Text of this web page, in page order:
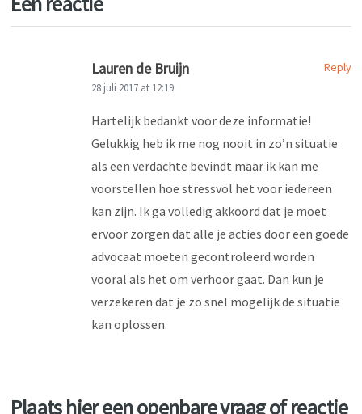
Reply
Lauren de Bruijn
28 juli 2017 at 12:19
Hartelijk bedankt voor deze informatie!
Gelukkig heb ik me nog nooit in zo’n situatie
als een verdachte bevindt maar ik kan me
voorstellen hoe stressvol het voor iedereen
kan zijn. Ik ga volledig akkoord dat je moet
ervoor zorgen dat alle je acties door een goede
advocaat moeten gecontroleerd worden
vooral als het om verhoor gaat. Dan kun je
verzekeren dat je zo snel mogelijk de situatie
kan oplossen.
Plaats hier een openbare vraag of reactie